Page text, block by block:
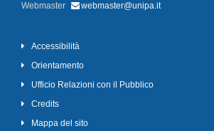
Webmaster
webmaster@unipa.it
Accessibilità
Orientamento
Ufficio Relazioni con il Pubblico
Credits
Mappa del sito